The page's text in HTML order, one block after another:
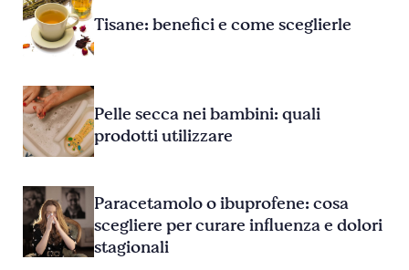
Tisane: benefici e come sceglierle
Pelle secca nei bambini: quali
prodotti utilizzare
Paracetamolo o ibuprofene: cosa
scegliere per curare influenza e dolori
stagionali